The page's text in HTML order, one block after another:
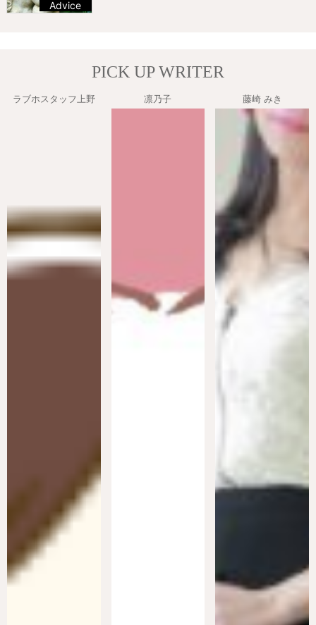
Advice
PICK UP WRITER
ラブホスタッフ上野 凛乃子 藤崎 みき